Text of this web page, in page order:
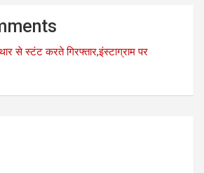
से स्टंट करते गिरफ्तार,इंस्टाग्राम पर